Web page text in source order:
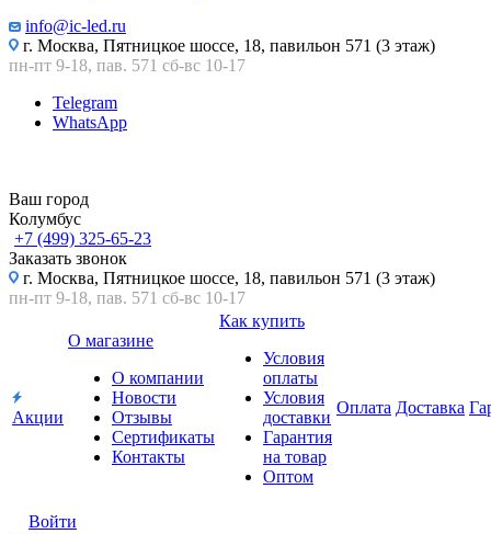
info@ic-led.ru
г. Москва, Пятницкое шоссе, 18, павильон 571 (3 этаж)
пн-пт 9-18, пав. 571 сб-вс 10-17
Telegram
WhatsApp
Ваш город
Колумбус
+7 (499) 325-65-23
Заказать звонок
г. Москва, Пятницкое шоссе, 18, павильон 571 (3 этаж)
пн-пт 9-18, пав. 571 сб-вс 10-17
Акции
О магазине
О компании
Новости
Отзывы
Сертификаты
Контакты
Как купить
Условия
оплаты
Условия
доставки
Гарантия
на товар
Оптом
Оплата Доставка
Войти